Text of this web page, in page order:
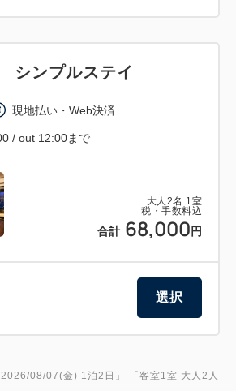
大人 2名 1 室
税・手数料込
合計 68,000 円
シンプルステイ
現地払い・Web決済
/ out 12:00まで
選択
08/07(金) 1泊2日 」 「客室1室 大人2人